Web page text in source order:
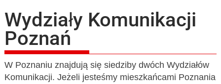
Wydziały Komunikacji
Poznań
W Poznaniu znajdują się siedziby dwóch Wydziałów
Komunikacji. Jeżeli jesteśmy mieszkańcami Poznania